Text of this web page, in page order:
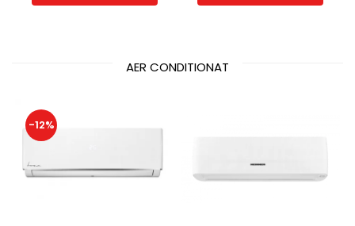
AER CONDITIONAT
-12%